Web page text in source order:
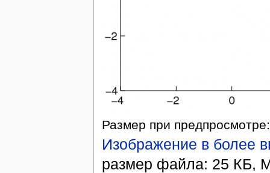
Размер при
Изображение в более
размер файла: 25 КБ,